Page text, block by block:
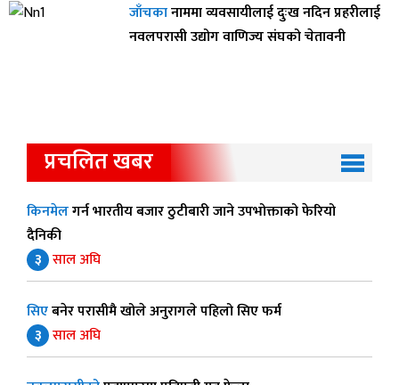
जाँचकानाममा व्यवसायीलाई दुःख नदिन प्रहरीलाई
नवलपरासी उद्योग वाणिज्य संघको चेतावनी
प्रचलित खबर
किनमेलगर्न भारतीय बजार ठुटीबारी जाने उपभोक्ताको फेरियो
दैनिकी
३ साल अघि
सिएबनेर परासीमै खोले अनुरागले पहिलो सिए फर्म
३ साल अघि